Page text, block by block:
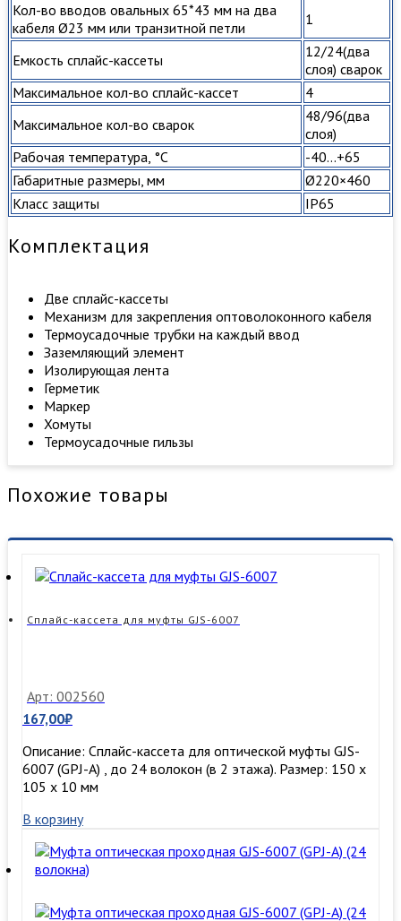
Кол-во вводов овальных 65*43 мм на два
кабеля Ø23 мм или транзитной петли
1
Емкость сплайс-кассеты
12/24(два
слоя) сварок
Максимальное кол-во сплайс-кассет
4
Максимальное кол-во сварок
48/96(два
слоя)
Рабочая температура, °C
-40…+65
Габаритные размеры, мм
Ø220×460
Класс защиты
IP65
Комплектация
Две сплайс-кассеты
Механизм для закрепления оптоволоконного кабеля
Термоусадочные трубки на каждый ввод
Заземляющий элемент
Изолирующая лента
Герметик
Маркер
Хомуты
Термоусадочные гильзы
Похожие товары
Сплайс-кассета для муфты GJS-6007
Арт: 002560
167,00₽
Описание: Сплайс-кассета для оптической муфты GJS-
6007 (GPJ-A) , до 24 волокон (в 2 этажа). Размер: 150 х
105 х 10 мм
В корзину